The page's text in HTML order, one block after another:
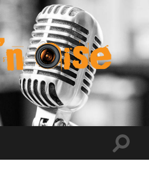
Rock
Oise
Toggle